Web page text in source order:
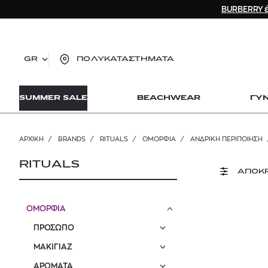
GR ΠΟΛΥΚΑΤΑΣΤΗΜΑΤΑ
SUMMER SALE BEACHWEAR
ΑΡΧΙΚΉ / BRANDS / RITUALS / ΟΜΟΡΦΙΑ / ΑΝΔΡΙΚΉ ΠΕΡΙΠΟΊΗΣΗ
RITUALS
ΟΜΟΡΦΙΑ
ΠΡΟΣΩΠΟ
ΜΑΚΙΓΙΑΖ
ΑΡΩΜΑΤΑ